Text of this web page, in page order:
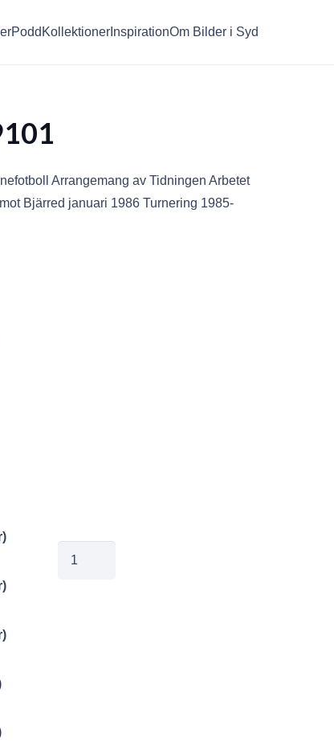
Podd Kollektioner InspirationOm Bilder i Syd
Arrangemang av Tidningen Arbetet
Bjärred januari 1986 Turnering 1985-
)
)
)